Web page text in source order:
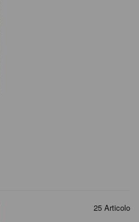
25 Articolo